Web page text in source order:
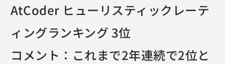
AtCoder ヒューリスティックレーテ
ィングランキング 3位
コメント：これまで2年連続で2位と